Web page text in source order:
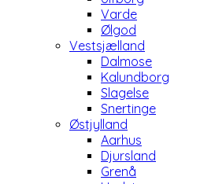
Varde
Ølgod
Vestsjælland
Dalmose
Kalundborg
Slagelse
Snertinge
Østjylland
Aarhus
Djursland
Grenå